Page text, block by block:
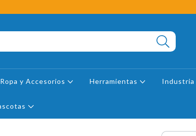
Ropa y Accesorios Herramientas Industria